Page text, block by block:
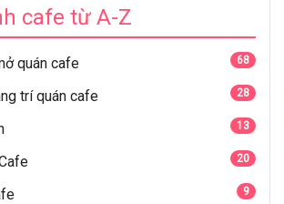
cafe từ A-Z
quán cafe 68
trí quán cafe 28
13
20
9